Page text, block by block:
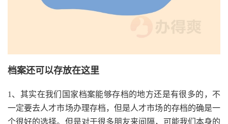
档案还可以存放在这里
1、其实在我们国家档案能够存档的地方还是有很多的，不
一定要去人才市场办理存档，但是人才市场的存档的确是一
个很好的选择。但是对于很多朋友来间隔，可能我们本身的